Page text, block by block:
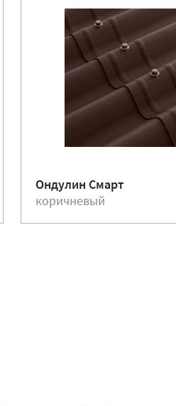
Ондулин Смарт
коричневый